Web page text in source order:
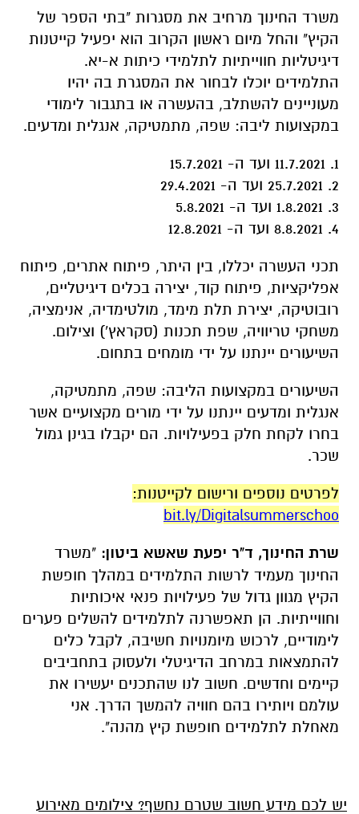
משרד החינוך מרחיב את מסגרות "בתי הספר של
הקיץ" והחל מיום ראשון הקרוב הוא יפעיל קייטנות
דיגיטליות חווייתיות לתלמידי כיתות א-יא.
התלמידים יוכלו לבחור את המסגרת בה יהיו
מעוניינים להשתלב, בהעשרה או בתגבור לימודי
במקצועות ליבה: שפה, מתמטיקה, אנגלית ומדעים.
1. 11.7.2021 ועד ה- 15.7.2021
2. 25.7.2021 ועד ה- 29.4.2021
3. 1.8.2021 ועד ה- 5.8.2021
4. 8.8.2021 ועד ה- 12.8.2021
תכני העשרה יכללו, בין היתר, פיתוח אתרים, פיתוח
אפליקציות, פיתוח קוד, יצירה בכלים דיגיטליים,
רובוטיקה, יצירת תלת מימד, מולטימדיה, אנימציה,
משחקי טריוויה, שפת תכנות (סקראץ') וצילום.
השיעורים יינתנו על ידי מומחים בתחום.
השיעורים במקצועות הליבה: שפה, מתמטיקה,
אנגלית ומדעים יינתנו על ידי מורים מקצועיים אשר
בחרו לקחת חלק בפעילויות. הם יקבלו בגינן גמול
שכר.
לפרטים נוספים ורישום לקייטנות:
bit.ly/Digitalsummerschoo
שרת החינוך, ד"ר יפעת שאשא ביטון: "משרד
החינוך מעמיד לרשות התלמידים במהלך חופשת
הקיץ מגוון גדול של פעילויות פנאי איכותיות
וחווייתיות. הן תאפשרנה לתלמידים להשלים פערים
לימודיים, לרכוש מיומנויות חשיבה, לקבל כלים
להתמצאות במרחב הדיגיטלי ולעסוק בתחביבים
קיימים וחדשים. חשוב לנו שהתכנים יעשירו את
עולמם ויותירו בהם חוויה להמשך הדרך. אני
מאחלת לתלמידים חופשת קיץ מהנה".
יש לכם מידע חשוב שטרם נחשף? צילומים מאירוע